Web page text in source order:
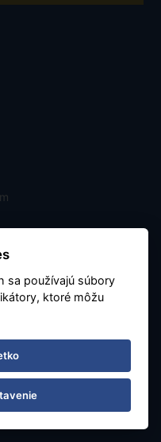
sa používajú súbory
ktoré môžu